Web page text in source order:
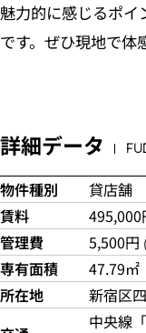
魅力的に感じるポ
です。ぜひ現地で体
詳細データ
物件種別
貸店舗
賃料
495,000
管理費 5,500円
専有面積
47.79㎡
所在地
新宿区
中央線